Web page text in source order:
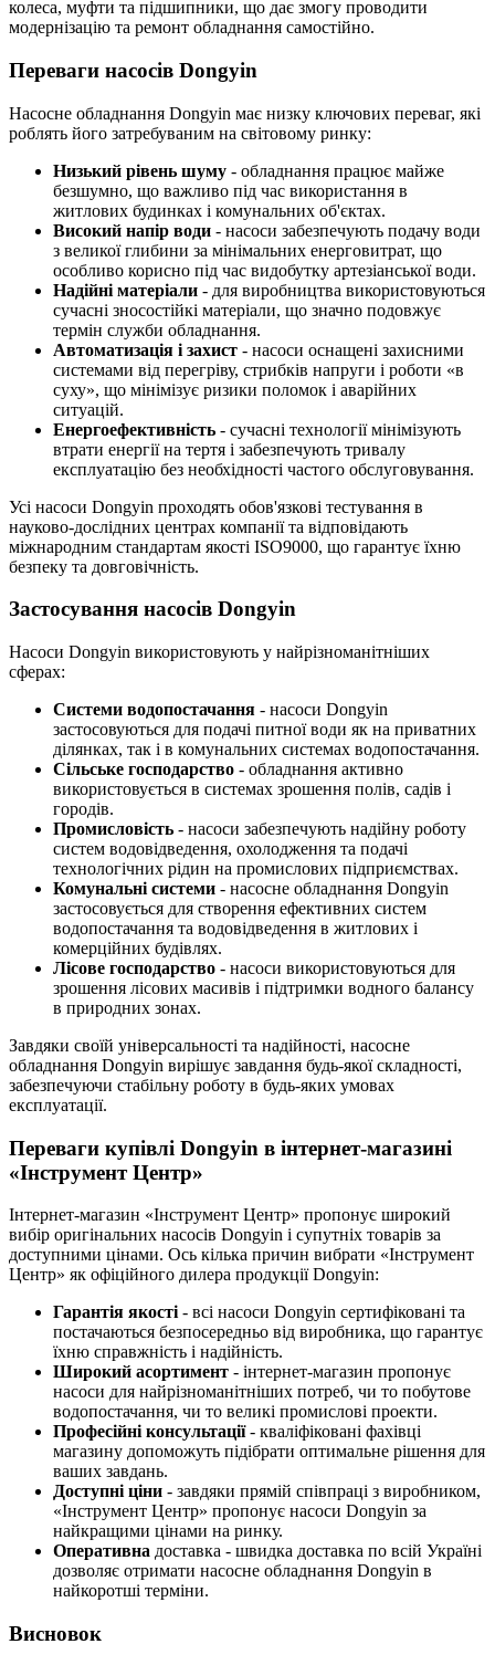
колеса, муфти та підшипники, що дає змогу проводити
модернізацію та ремонт обладнання самостійно.
Переваги насосів Dongyin
Насосне обладнання Dongyin має низку ключових переваг, які
роблять його затребуваним на світовому ринку:
Низький рівень шуму - обладнання працює майже
безшумно, що важливо під час використання в
житлових будинках і комунальних об'єктах.
Високий напір води - насоси забезпечують подачу води
з великої глибини за мінімальних енерговитрат, що
особливо корисно під час видобутку артезіанської води.
Надійні матеріали - для виробництва використовуються
сучасні зносостійкі матеріали, що значно подовжує
термін служби обладнання.
Автоматизація і захист - насоси оснащені захисними
системами від перегріву, стрибків напруги і роботи «в
суху», що мінімізує ризики поломок і аварійних
ситуацій.
Енергоефективність - сучасні технології мінімізують
втрати енергії на тертя і забезпечують тривалу
експлуатацію без необхідності частого обслуговування.
Усі насоси Dongyin проходять обов'язкові тестування в
науково-дослідних центрах компанії та відповідають
міжнародним стандартам якості ISO9000, що гарантує їхню
безпеку та довговічність.
Застосування насосів Dongyin
Насоси Dongyin використовують у найрізноманітніших
сферах:
Системи водопостачання - насоси Dongyin
застосовуються для подачі питної води як на приватних
ділянках, так і в комунальних системах водопостачання.
Сільське господарство - обладнання активно
використовується в системах зрошення полів, садів і
городів.
Промисловість - насоси забезпечують надійну роботу
систем водовідведення, охолодження та подачі
технологічних рідин на промислових підприємствах.
Комунальні системи - насосне обладнання Dongyin
застосовується для створення ефективних систем
водопостачання та водовідведення в житлових і
комерційних будівлях.
Лісове господарство - насоси використовуються для
зрошення лісових масивів і підтримки водного балансу
в природних зонах.
Завдяки своїй універсальності та надійності, насосне
обладнання Dongyin вирішує завдання будь-якої складності,
забезпечуючи стабільну роботу в будь-яких умовах
експлуатації.
Переваги купівлі Dongyin в інтернет-магазині
«Інструмент Центр»
Інтернет-магазин «Інструмент Центр» пропонує широкий
вибір оригінальних насосів Dongyin і супутніх товарів за
доступними цінами. Ось кілька причин вибрати «Інструмент
Центр» як офіційного дилера продукції Dongyin:
Гарантія якості - всі насоси Dongyin сертифіковані та
постачаються безпосередньо від виробника, що гарантує
їхню справжність і надійність.
Широкий асортимент - інтернет-магазин пропонує
насоси для найрізноманітніших потреб, чи то побутове
водопостачання, чи то великі промислові проекти.
Професійні консультації- кваліфіковані фахівці
магазину допоможуть підібрати оптимальне рішення для
ваших завдань.
Доступні ціни - завдяки прямій співпраці з виробником,
«Інструмент Центр» пропонує насоси Dongyin за
найкращими цінами на ринку.
Оперативна доставка - швидка доставка по всій Україні
дозволяє отримати насосне обладнання Dongyin в
найкоротші терміни.
Висновок